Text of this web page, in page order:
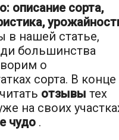
описание сорта,
в нашей статье,
большинства
о
сорта. В конце
отзывы тех
на своих
чудо .